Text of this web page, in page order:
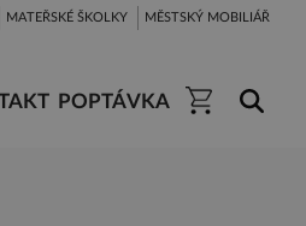
MATEŘSKÉ ŠKOLKY MĚSTSKÝ MOBILIÁŘ
POPTÁVKA